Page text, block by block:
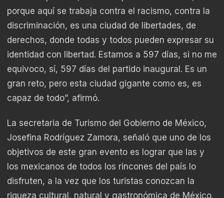
porque aquí se trabaja contra el racismo, contra la
discriminación, es una ciudad de libertades, de
derechos, donde todas y todos pueden expresar su
identidad con libertad. Estamos a 597 días, si no me
equivoco, sí, 597 días del partido inaugural. Es un
gran reto, pero esta ciudad gigante como es, es
capaz de todo”, afirmó.
La secretaria de Turismo del Gobierno de México,
Josefina Rodríguez Zamora, señaló que uno de los
objetivos de este gran evento es lograr que las y
los mexicanos de todos los rincones del país lo
disfruten, a la vez que los turistas conozcan la
riqueza cultural, natural y gastronómica de México.